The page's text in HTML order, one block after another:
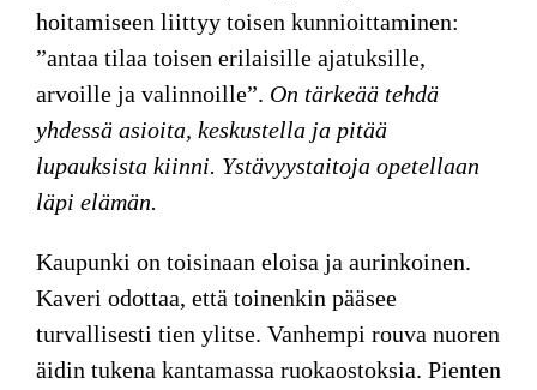
hoitamiseen liittyy toisen kunnioittaminen:
”antaa tilaa toisen erilaisille ajatuksille,
arvoille ja valinnoille”. On tärkeää tehdä
yhdessä asioita, keskustella ja pitää
lupauksista kiinni. Ystävyystaitoja opetellaan
läpi elämän.
Kaupunki on toisinaan eloisa ja aurinkoinen.
Kaveri odottaa, että toinenkin pääsee
turvallisesti tien ylitse. Vanhempi rouva nuoren
äidin tukena kantamassa ruokaostoksia. Pienten